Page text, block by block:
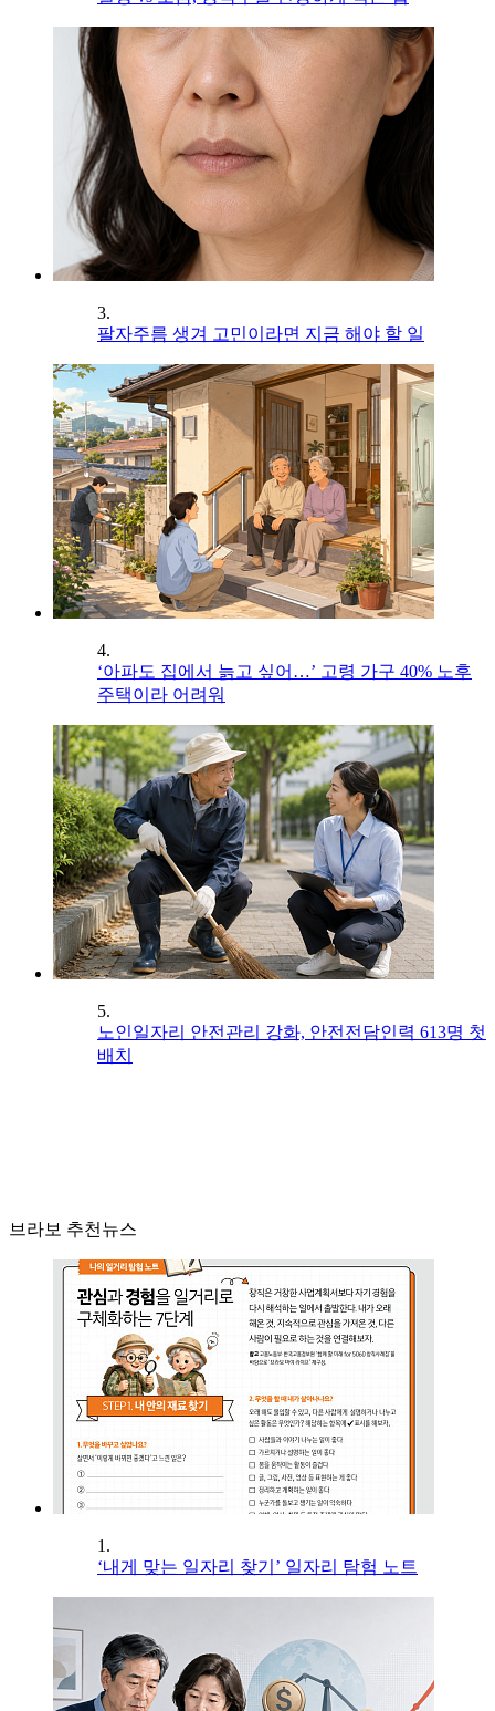
3.
팔자주름 생겨 고민이라면 지금 해야 할 일
4.
‘아파도 집에서 늙고 싶어…’ 고령 가구 40% 노후
주택이라 어려워
5.
노인일자리 안전관리 강화, 안전전담인력 613명 첫
배치
브라보 추천뉴스
1.
‘내게 맞는 일자리 찾기’ 일자리 탐험 노트